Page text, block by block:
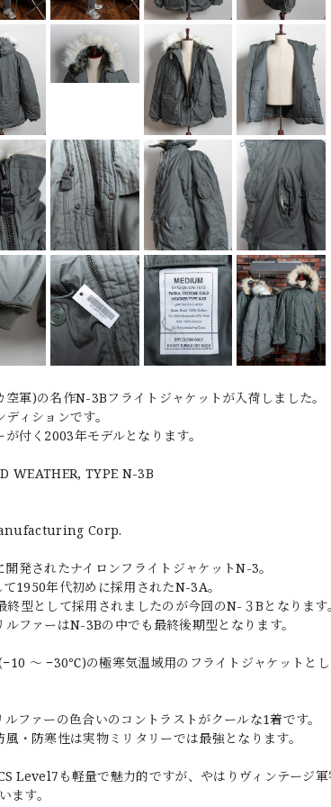
軍)の名作N-3Bフライトジャケットが入荷しました。
ィションです。
付く2003年モデルとなります。
WEATHER, TYPE N-3B
Corp.
発されたナイロンフライトジャケットN-3。
1950年代初めに採用されたN-3A。
型として採用されましたのが今回のN-３Bとなります。
ファーはN-3Bの中でも最終後期型となります。
～ −30℃)の極寒気温域用のフライトジャケットと
ファーの色合いのコントラストがクールな1着です。
・防寒性は実物ミリタリーでは最強となります。
Level7も軽量で魅力的ですが、やはりヴィンテージ
ます。